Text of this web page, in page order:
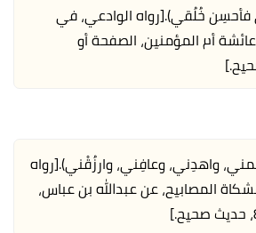
فأحسِن خُلُقي).[رواه الوادعي، في
أم المؤمنين، الصفحة أو
واهدِني، وعافِني، وارزُقْني).[رواه
المصابيح، عن عبدالله بن عباس،